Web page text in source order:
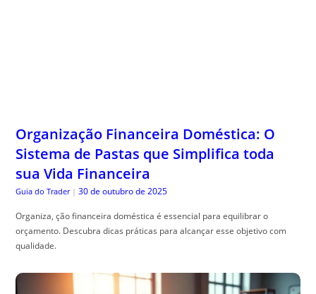
Organização Financeira Doméstica: O
Sistema de Pastas que Simplifica toda
sua Vida Financeira
Guia do Trader | 30 de outubro de 2025
Organiza, ção financeira doméstica é essencial para equilibrar o
orçamento. Descubra dicas práticas para alcançar esse objetivo com
qualidade.